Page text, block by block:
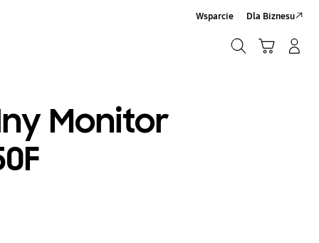
Wsparcie Dla Biznesu
Monitor